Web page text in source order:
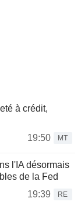
à crédit,
19:50
MT
l'IA désormais
de la Fed
19:39
RE